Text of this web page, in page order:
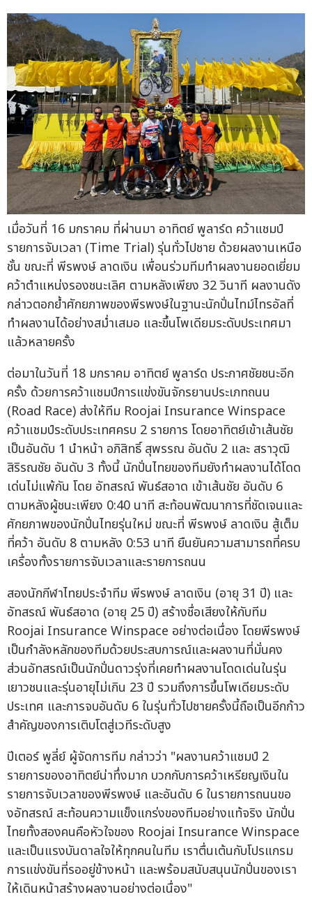
เมื่อวันที่ 16 มกราคม ที่ผ่านมา อาทิตย์ พูลาร์ด คว้าแชมป์
รายการจับเวลา (Time Trial) รุ่นทั่วไปชาย ด้วยผลงานเหนือ
ชั้น ขณะที่ พีรพงษ์ ลาดเงิน เพื่อนร่วมทีมทำผลงานยอดเยี่ยม
คว้าตำแหน่งรองชนะเลิศ ตามหลังเพียง 32 วินาที ผลงานดัง
กล่าวตอกย้ำศักยภาพของพีรพงษ์ในฐานะนักปั่นไทม์ไทรอัลที่
ทำผลงานได้อย่างสม่ำเสมอ และขึ้นโพเดียมระดับประเทศมา
แล้วหลายครั้ง
ต่อมาในวันที่ 18 มกราคม อาทิตย์ พูลาร์ด ประกาศชัยชนะอีก
ครั้ง ด้วยการคว้าแชมป์การแข่งขันจักรยานประเภทถนน
(Road Race) ส่งให้ทีม Roojai Insurance Winspace
คว้าแชมป์ระดับประเทศครบ 2 รายการ โดยอาทิตย์เข้าเส้นชัย
เป็นอันดับ 1 นำหน้า อภิสิทธิ์ สุพรรณ อันดับ 2 และ สราวุฒิ
สิริรณชัย อันดับ 3 ทั้งนี้ นักปั่นไทยของทีมยังทำผลงานได้โดด
เด่นไม่แพ้กัน โดย อัทสรณ์ พันธ์สอาด เข้าเส้นชัย อันดับ 6
ตามหลังผู้ชนะเพียง 0:40 นาที สะท้อนพัฒนาการที่ชัดเจนและ
ศักยภาพของนักปั่นไทยรุ่นใหม่ ขณะที่ พีรพงษ์ ลาดเงิน สู้เต็ม
ที่คว้า อันดับ 8 ตามหลัง 0:53 นาที ยืนยันความสามารถที่ครบ
เครื่องทั้งรายการจับเวลาและรายการถนน
สองนักกีฬาไทยประจำทีม พีรพงษ์ ลาดเงิน (อายุ 31 ปี) และ
อัทสรณ์ พันธ์สอาด (อายุ 25 ปี) สร้างชื่อเสียงให้กับทีม
Roojai Insurance Winspace อย่างต่อเนื่อง โดยพีรพงษ์
เป็นกำลังหลักของทีมด้วยประสบการณ์และผลงานที่มั่นคง
ส่วนอัทสรณ์เป็นนักปั่นดาวรุ่งที่เคยทำผลงานโดดเด่นในรุ่น
เยาวชนและรุ่นอายุไม่เกิน 23 ปี รวมถึงการขึ้นโพเดียมระดับ
ประเทศ และการจบอันดับ 6 ในรุ่นทั่วไปชายครั้งนี้ถือเป็นอีกก้าว
สำคัญของการเติบโตสู่เวทีระดับสูง
ปีเตอร์ พูลี่ย์ ผู้จัดการทีม กล่าวว่า "ผลงานคว้าแชมป์ 2
รายการของอาทิตย์น่าทึ่งมาก บวกกับการคว้าเหรียญเงินใน
รายการจับเวลาของพีรพงษ์ และอันดับ 6 ในรายการถนนขอ
งอัทสรณ์ สะท้อนความแข็งแกร่งของทีมอย่างแท้จริง นักปั่น
ไทยทั้งสองคนคือหัวใจของ Roojai Insurance Winspace
และเป็นแรงบันดาลใจให้ทุกคนในทีม เราตื่นเต้นกับโปรแกรม
การแข่งขันที่รออยู่ข้างหน้า และพร้อมสนับสนุนนักปั่นของเรา
ให้เดินหน้าสร้างผลงานอย่างต่อเนื่อง"